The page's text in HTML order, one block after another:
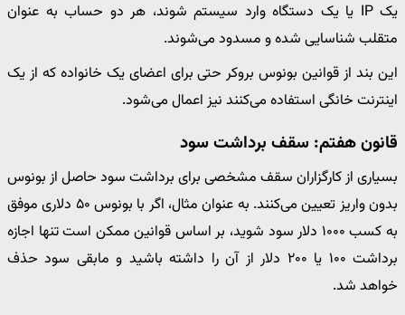
یک IP یا یک دستگاه وارد سیستم شوند، هر دو حساب به عنوان
متقلب شناسایی شده و مسدود می‌شوند.
این بند از قوانین بونوس بروکر حتی برای اعضای یک خانواده که از یک
اینترنت خانگی استفاده می‌کنند نیز اعمال می‌شود.
قانون هفتم: سقف برداشت سود
بسیاری از کارگزاران سقف مشخصی برای برداشت سود حاصل از بونوس
بدون واریز تعیین می‌کنند. به عنوان مثال، اگر با بونوس ۵۰ دلاری موفق
به کسب ۱۰۰۰ دلار سود شوید، بر اساس قوانین ممکن است تنها اجازه
برداشت ۱۰۰ یا ۲۰۰ دلار از آن را داشته باشید و مابقی سود حذف
خواهد شد.